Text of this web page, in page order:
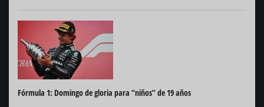
Fórmula 1: Domingo de gloria para “niños” de 19 años